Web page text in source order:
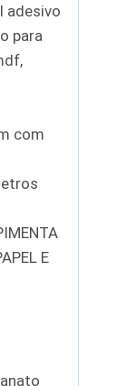
adesivo
para
com
E